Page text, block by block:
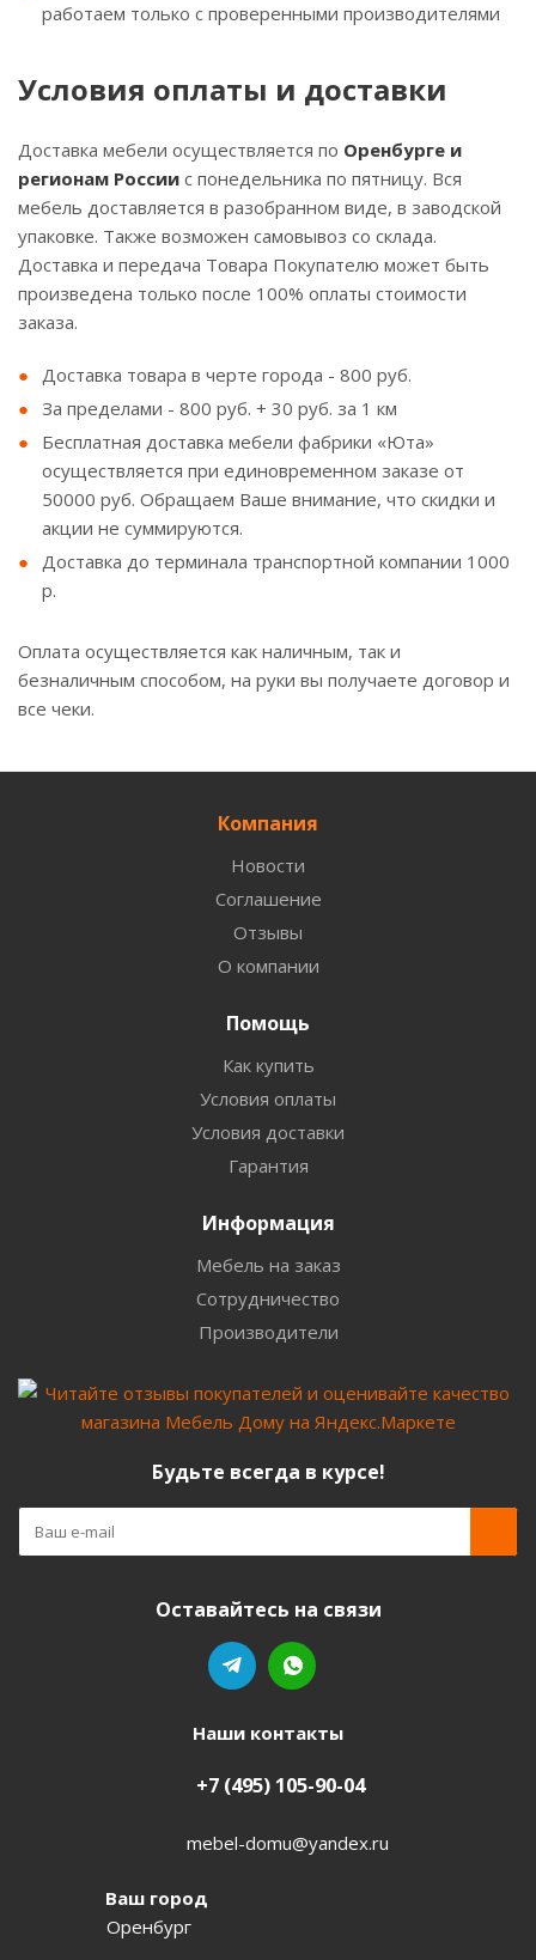
работаем только с проверенными производителями
Условия оплаты и доставки
Доставка мебели осуществляется по Оренбурге и
регионам России с понедельника по пятницу. Вся
мебель доставляется в разобранном виде, в заводской
упаковке. Также возможен самовывоз со склада.
Доставка и передача Товара Покупателю может быть
произведена только после 100% оплаты стоимости
заказа.
Доставка товара в черте города - 800 руб.
За пределами - 800 руб. + 30 руб. за 1 км
Бесплатная доставка мебели фабрики «Юта»
осуществляется при единовременном заказе от
50000 руб. Обращаем Ваше внимание, что скидки и
акции не суммируются.
Доставка до терминала транспортной компании 1000
р.
Оплата осуществляется как наличным, так и
безналичным способом, на руки вы получаете договор и
все чеки.
Компания
Новости
Соглашение
Отзывы
О компании
Помощь
Как купить
Условия оплаты
Условия доставки
Гарантия
Информация
Мебель на заказ
Сотрудничество
Производители
Будьте всегда в курсе!
Оставайтесь на связи
Наши контакты
+7 (495) 105-90-04
mebel-domu@yandex.ru
Ваш город
Оренбург